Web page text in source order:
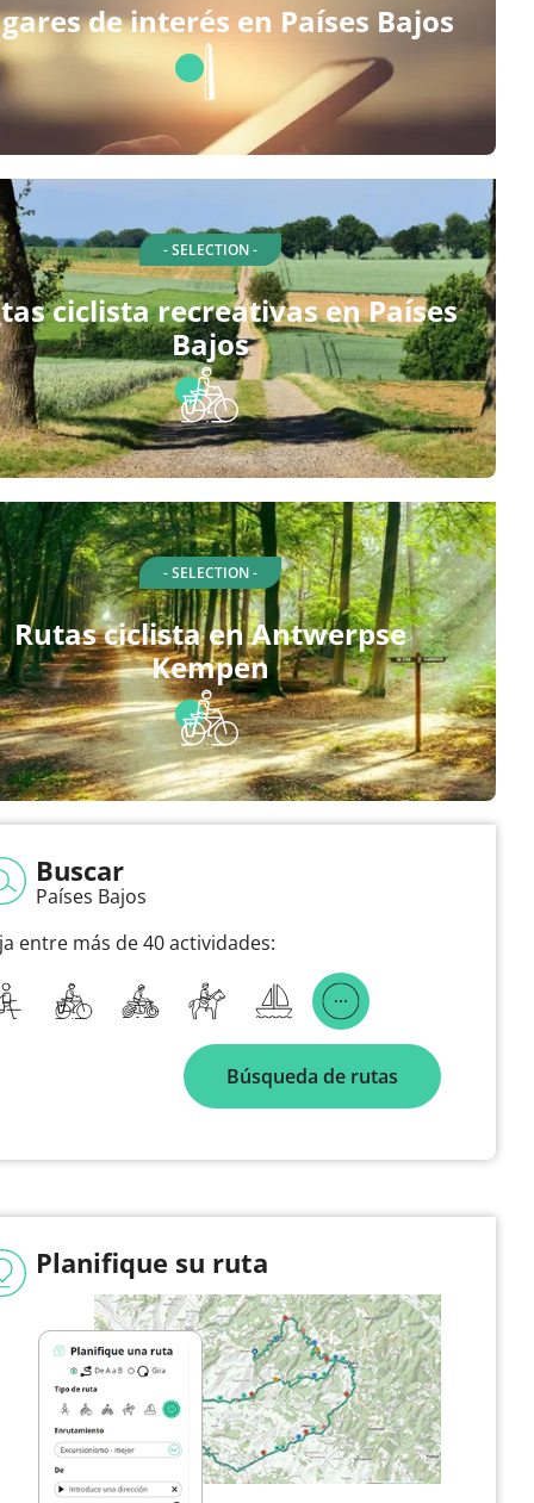
de interés en Países Bajos
- SELECTION -
ciclista recreativas en Países
Bajos
- SELECTION -
Rutas ciclista en Antwerpse
Kempen
Buscar
Países Bajos
entre más de 40 actividades:
Búsqueda de rutas
Planifique su ruta